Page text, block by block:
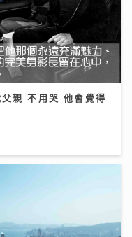
親 不用哭 他會覺得